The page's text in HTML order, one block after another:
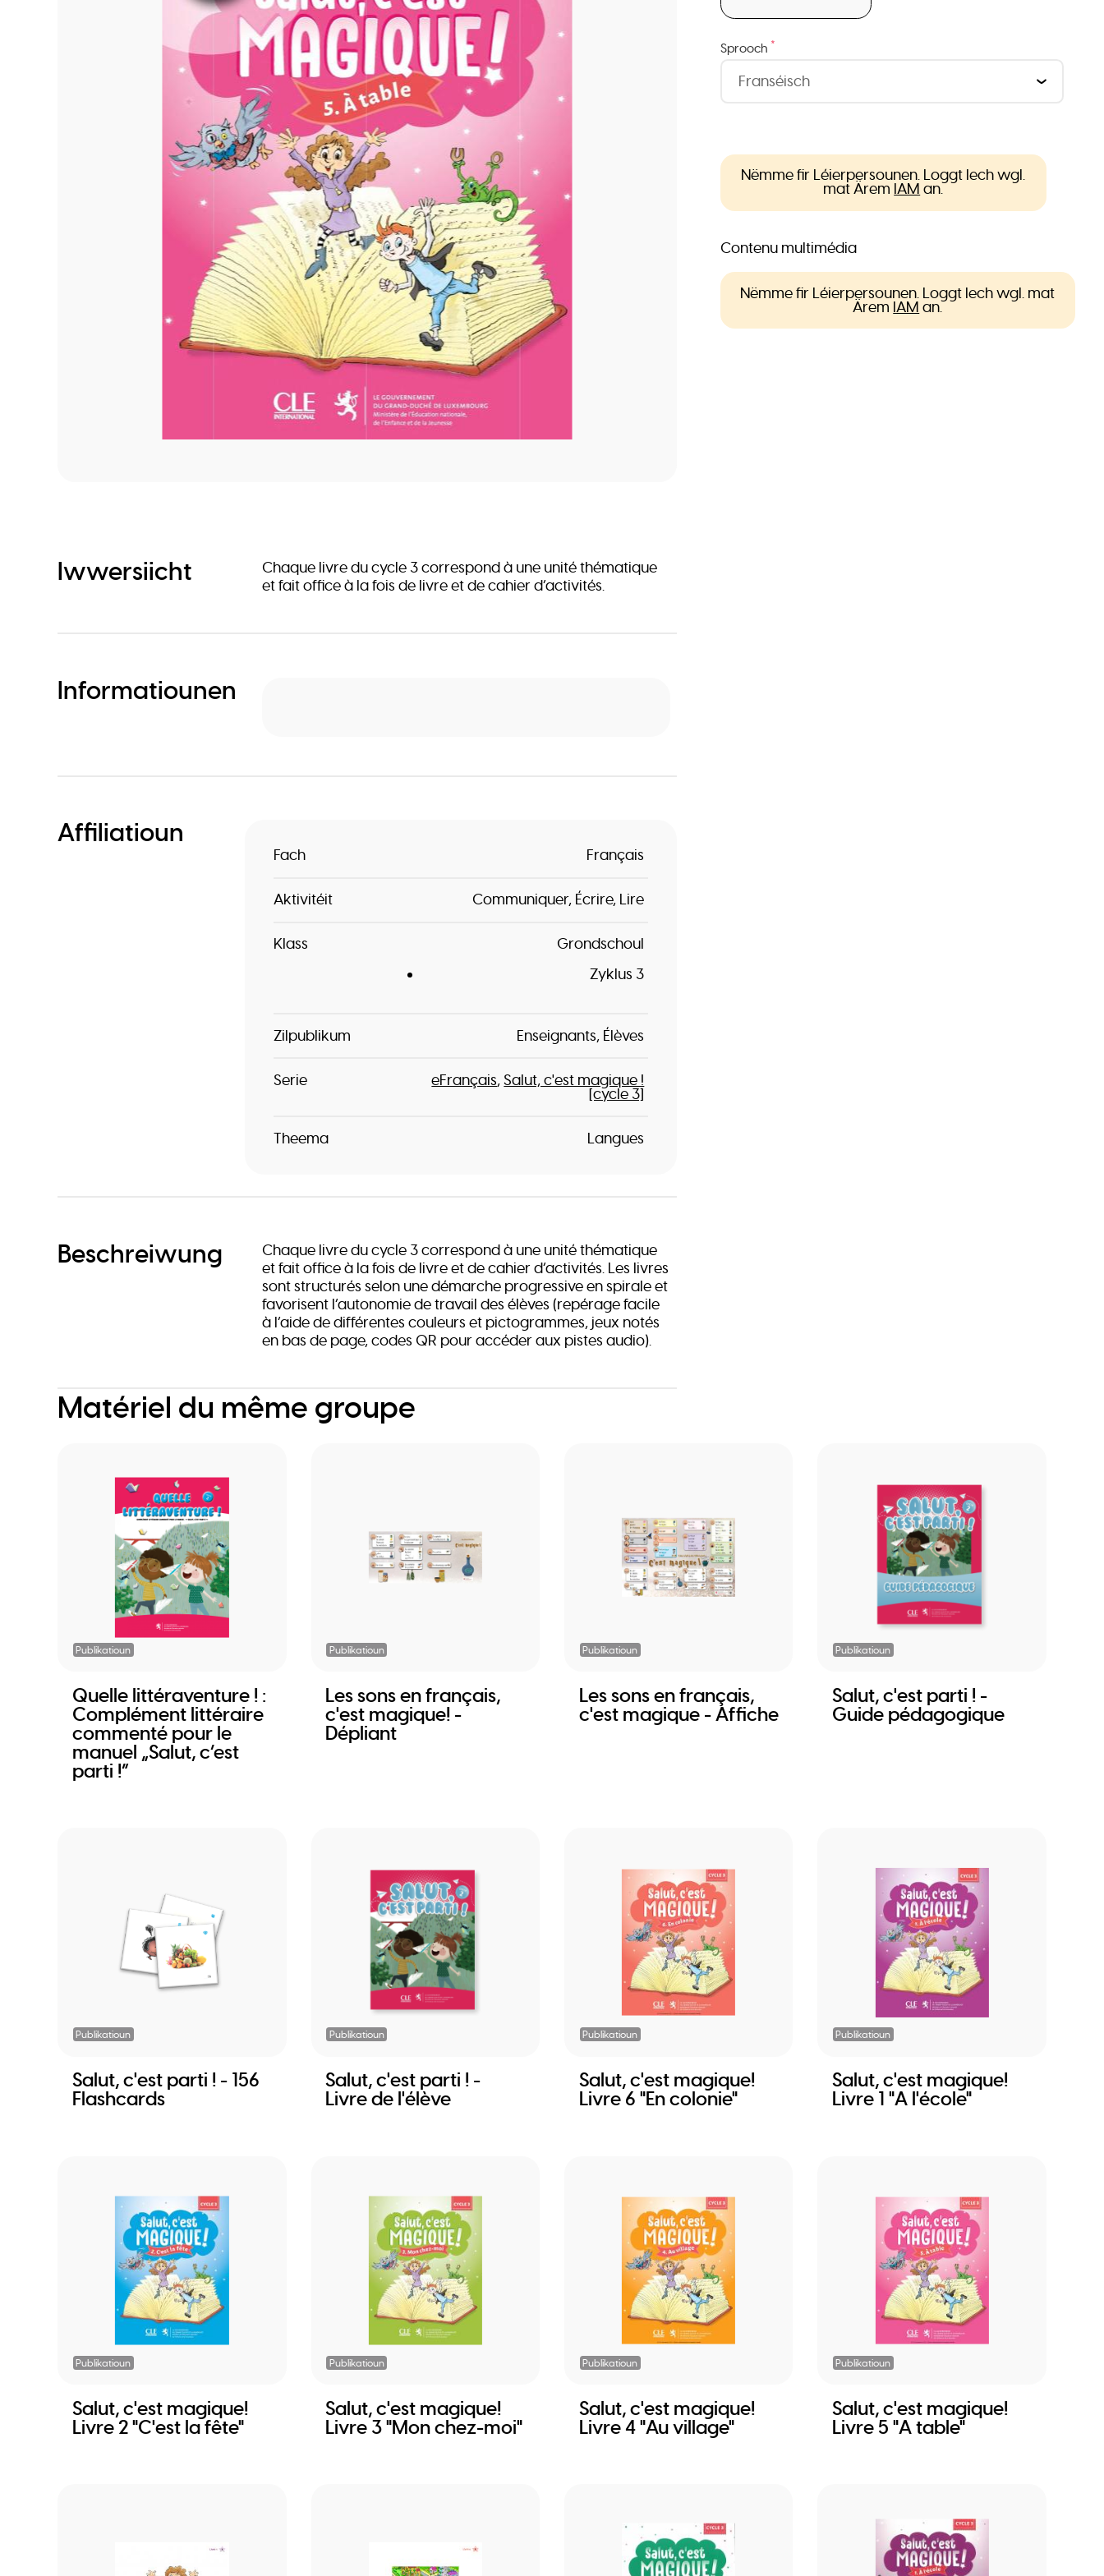
Iwwersiicht
Chaque livre du cycle 3 correspond à une unité thématique
et fait office à la fois de livre et de cahier d’activités.
Informatiounen
Affiliatioun
Fach Français
Aktivitéit Communiquer Écrire Lire
Klass
Grondschoul
Zyklus 3
Zilpublikum Enseignants Élèves
Serie eFrançais Salut, c'est magique !
[cycle 3]
Theema Langues
Beschreiwung
Chaque livre du cycle 3 correspond à une unité thématique
et fait office à la fois de livre et de cahier d’activités. Les livres
sont structurés selon une démarche progressive en spirale et
favorisent l’autonomie de travail des élèves (repérage facile
à l’aide de différentes couleurs et pictogrammes, jeux notés
en bas de page, codes QR pour accéder aux pistes audio).
Sprooch *
Nëmme fir Léierpersounen. Loggt Iech wgl.
mat Ärem IAM an.
Contenu multimédia
Nëmme fir Léierpersounen. Loggt Iech wgl. mat
Ärem IAM an.
Matériel du même groupe
Publikatioun
Quelle littéraventure ! :
Complément littéraire
commenté pour le
manuel „Salut, c’est
parti !“
Publikatioun
Les sons en français,
c'est magique! -
Dépliant
Publikatioun
Les sons en français,
c'est magique - Affiche
Publikatioun
Salut, c'est parti ! -
Guide pédagogique
Publikatioun
Salut, c'est parti ! - 156
Flashcards
Publikatioun
Salut, c'est parti ! -
Livre de l'élève
Publikatioun
Salut, c'est magique!
Livre 6 "En colonie"
Publikatioun
Salut, c'est magique!
Livre 1 "A l'école"
Publikatioun
Salut, c'est magique!
Livre 2 "C'est la fête"
Publikatioun
Salut, c'est magique!
Livre 3 "Mon chez-moi"
Publikatioun
Salut, c'est magique!
Livre 4 "Au village"
Publikatioun
Salut, c'est magique!
Livre 5 "A table"